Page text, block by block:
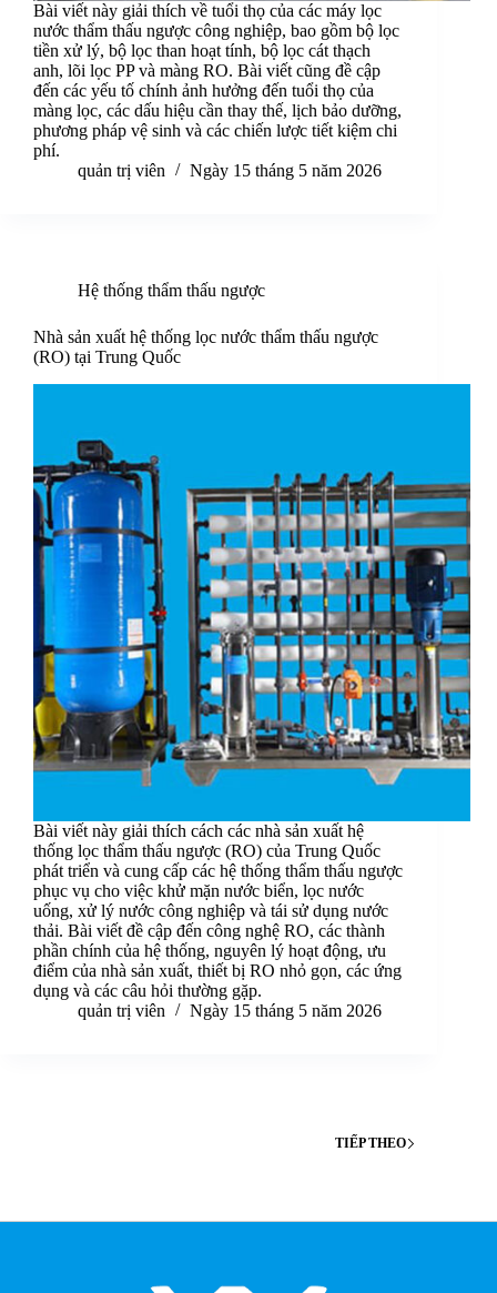
Bài viết này giải thích về tuổi thọ của các máy lọc
nước thẩm thấu ngược công nghiệp, bao gồm bộ lọc
tiền xử lý, bộ lọc than hoạt tính, bộ lọc cát thạch
anh, lõi lọc PP và màng RO. Bài viết cũng đề cập
đến các yếu tố chính ảnh hưởng đến tuổi thọ của
màng lọc, các dấu hiệu cần thay thế, lịch bảo dưỡng,
phương pháp vệ sinh và các chiến lược tiết kiệm chi
phí.
quản trị viên
Ngày 15 tháng 5 năm 2026
Hệ thống thẩm thấu ngược
Nhà sản xuất hệ thống lọc nước thẩm thấu ngược
(RO) tại Trung Quốc
Bài viết này giải thích cách các nhà sản xuất hệ
thống lọc thẩm thấu ngược (RO) của Trung Quốc
phát triển và cung cấp các hệ thống thẩm thấu ngược
phục vụ cho việc khử mặn nước biển, lọc nước
uống, xử lý nước công nghiệp và tái sử dụng nước
thải. Bài viết đề cập đến công nghệ RO, các thành
phần chính của hệ thống, nguyên lý hoạt động, ưu
điểm của nhà sản xuất, thiết bị RO nhỏ gọn, các ứng
dụng và các câu hỏi thường gặp.
quản trị viên
Ngày 15 tháng 5 năm 2026
TIẾP THEO